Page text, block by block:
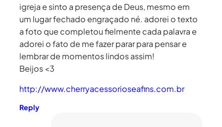
igreja e sinto a presença de Deus, mesmo em
um lugar fechado engraçado né. adorei o texto
a foto que completou fielmente cada palavra e
adorei o fato de me fazer parar para pensar e
lembrar de momentos lindos assim!
Beijos <3
http://www.cherryacessorioseafins.com.br
Reply